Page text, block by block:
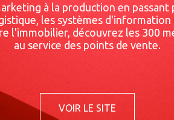
à la production en passant
les systèmes d'information
l'immobilier, découvrez les 300
au service des points de vente.
VOIR LE SITE